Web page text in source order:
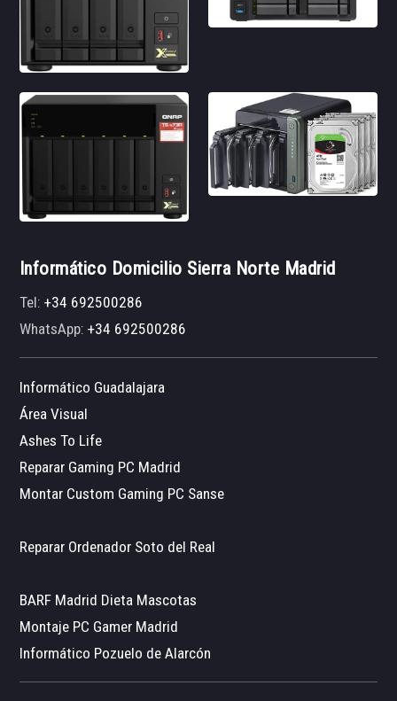
Informático Domicilio Sierra Norte Madrid
Tel:+34 692500286
WhatsApp:+34 692500286
Informático Guadalajara
Área Visual
Ashes To Life
Reparar Gaming PC Madrid
Montar Custom Gaming PC Sanse
Reparar Ordenador Soto del Real
BARF Madrid Dieta Mascotas
Montaje PC Gamer Madrid
Informático Pozuelo de Alarcón